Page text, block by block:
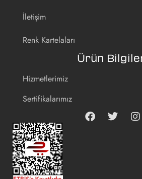
İletişim
Renk Kartelaları
Ürün
Hizmetlerimiz
Sertifikalarımız